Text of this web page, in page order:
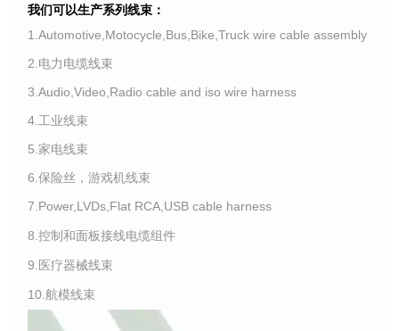
我们可以生产系列线束：
1.Automotive,Motocycle,Bus,Bike,Truck wire cable assembly
2.电力电缆线束
3.Audio,Video,Radio cable and iso wire harness
4.工业线束
5.家电线束
6.保险丝，游戏机线束
7.Power,LVDs,Flat RCA,USB cable harness
8.控制和面板接线电缆组件
9.医疗器械线束
10.航模线束